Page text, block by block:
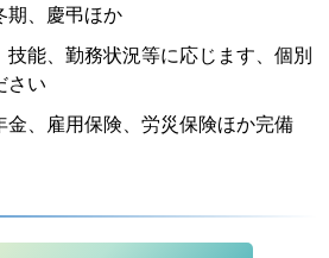
期、慶弔ほか
能、勤務状況等に応じます、個別
さい
、雇用保険、労災保険ほか完備